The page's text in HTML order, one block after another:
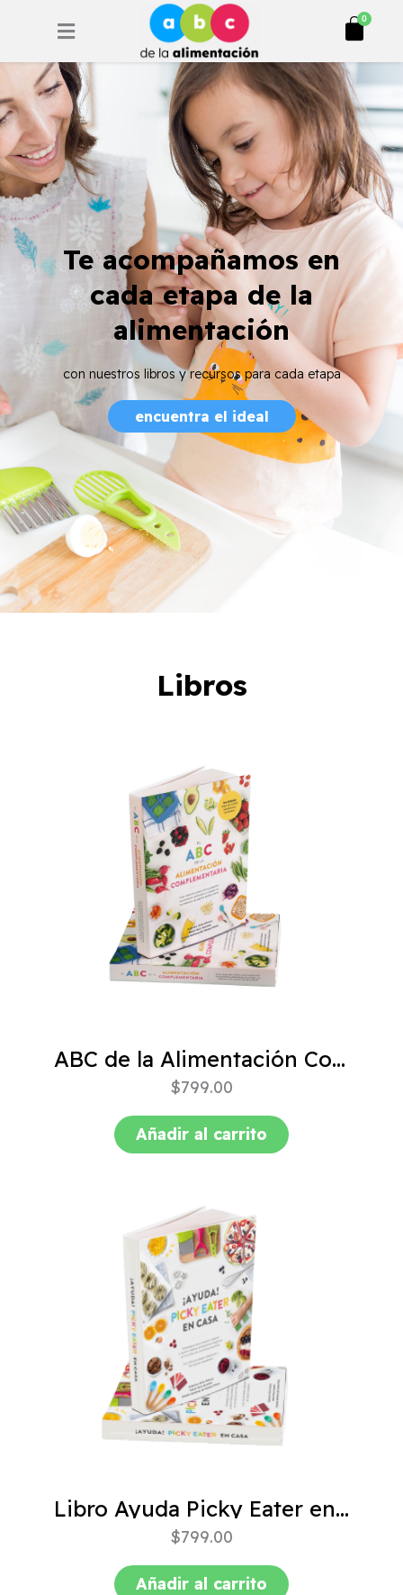
0
Cart
Te acompañamos en
cada etapa de la
alimentación
con nuestros libros y recursos para cada etapa
encuentra el ideal
Libros
ABC de la Alimentación Complementaria 4ta edición
$799.00
Añadir al carrito
Libro Ayuda Picky Eater en casa
$799.00
Añadir al carrito